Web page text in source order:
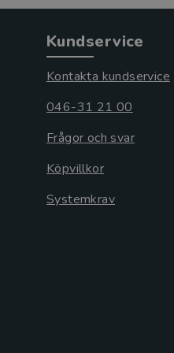
Kundservice
Kontakta kundservice
046-31 21 00
Frågor och svar
Köpvillkor
Systemkrav